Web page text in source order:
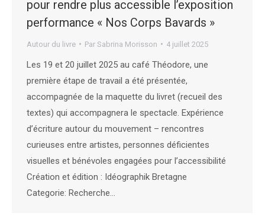
pour rendre plus accessible l’exposition
performance « Nos Corps Bavards »
Autour du livre Par Sabrina Morisson 4 juillet 2025
Les 19 et 20 juillet 2025 au café Théodore, une
première étape de travail a été présentée,
accompagnée de la maquette du livret (recueil des
textes) qui accompagnera le spectacle. Expérience
d’écriture autour du mouvement – rencontres
curieuses entre artistes, personnes déficientes
visuelles et bénévoles engagées pour l’accessibilité
Création et édition : Idéographik Bretagne
Categorie: Recherche…